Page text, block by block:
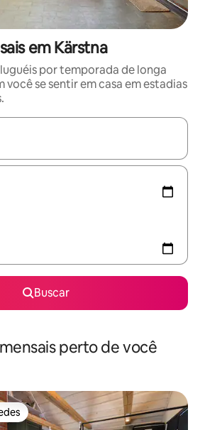
em Kärstna
por temporada de longa
você se sentir em casa em estadias
estiverem disponíveis, explore-os
Buscar
perto de você